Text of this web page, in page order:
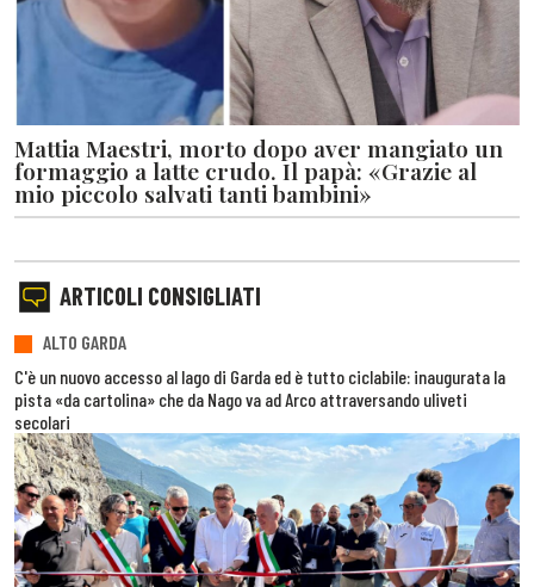
Mattia Maestri, morto dopo aver mangiato un
formaggio a latte crudo. Il papà: «Grazie al
mio piccolo salvati tanti bambini»
ARTICOLI CONSIGLIATI
ALTO GARDA
C'è un nuovo accesso al lago di Garda ed è tutto ciclabile: inaugurata la
pista «da cartolina» che da Nago va ad Arco attraversando uliveti
secolari